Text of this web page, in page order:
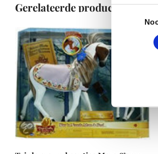
Gerelateerde producten